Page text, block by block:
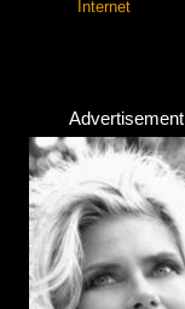
Internet
Advertisement